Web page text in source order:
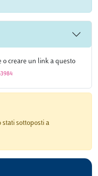
creare un link a questo
sottoposti a